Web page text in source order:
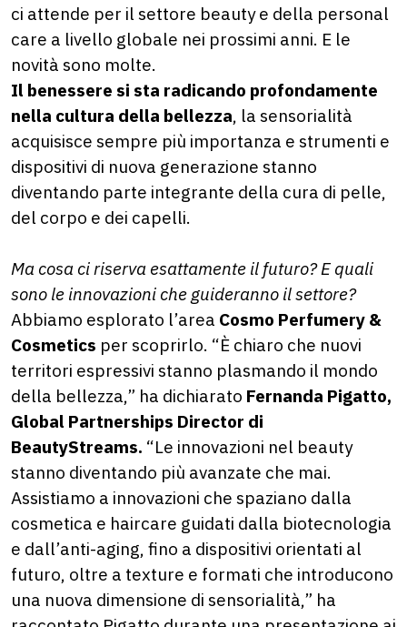
ci attende per il settore beauty e della personal
care a livello globale nei prossimi anni. E le
novità sono molte.
Il benessere si sta radicando profondamente
nella cultura della bellezza, la sensorialità
acquisisce sempre più importanza e strumenti e
dispositivi di nuova generazione stanno
diventando parte integrante della cura di pelle,
del corpo e dei capelli.
Ma cosa ci riserva esattamente il futuro? E quali
sono le innovazioni che guideranno il settore?
Abbiamo esplorato l’area Cosmo Perfumery &
Cosmetics per scoprirlo. “È chiaro che nuovi
territori espressivi stanno plasmando il mondo
della bellezza,” ha dichiarato Fernanda Pigatto,
Global Partnerships Director di
BeautyStreams. “Le innovazioni nel beauty
stanno diventando più avanzate che mai.
Assistiamo a innovazioni che spaziano dalla
cosmetica e haircare guidati dalla biotecnologia
e dall’anti-aging, fino a dispositivi orientati al
futuro, oltre a texture e formati che introducono
una nuova dimensione di sensorialità,” ha